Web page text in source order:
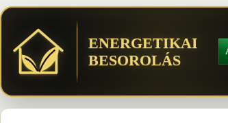
ENERGETIKAI
BESOROLÁS